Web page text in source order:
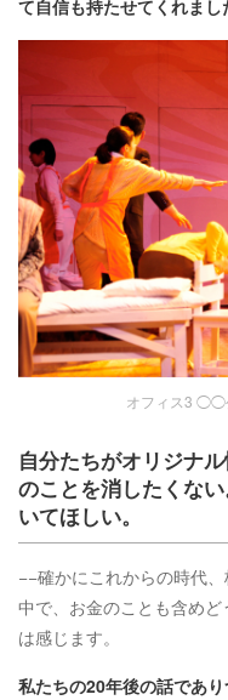
て自信も持たせてくれまし
オフィス3 ◯◯
自分たちがオリジナ
のことを消したくな
いてほしい。
−−確かにこれからの時代
中で、お金のことも含め
は感じます。
私たちの20年後の話であ